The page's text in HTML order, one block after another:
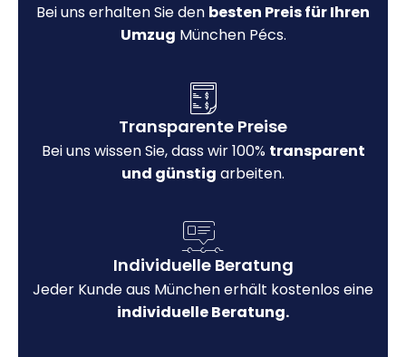
Bei uns erhalten Sie den besten Preis für Ihren
Umzug München Pécs.
Transparente Preise
Bei uns wissen Sie, dass wir 100% transparent
und günstig arbeiten.
Individuelle Beratung
Jeder Kunde aus München erhält kostenlos eine
individuelle Beratung.